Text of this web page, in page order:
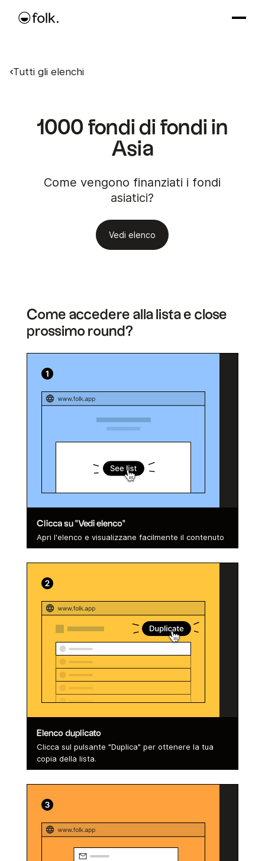
Tutti gli elenchi
1000 fondi di fondi in
Asia
Come vengono finanziati i fondi
asiatici?
Vedi elenco
Come accedere alla lista e close
prossimo round?
Clicca su "Vedi elenco"
Apri l'elenco e visualizzane facilmente il contenuto
Elenco duplicato
Clicca sul pulsante "Duplica" per ottenere la tua
copia della lista.